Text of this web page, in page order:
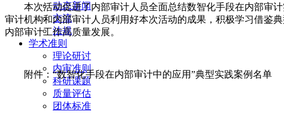
动态新闻
交流
法规
学术准则
理论研讨
内审准则
科研课题
质量评估
团体标准
本次活动促进了内部审计人员全面总结数智化手段在内部审
审计机构和内部审计人员利用好本次活动的成果，积极学习借鉴
内部审计工作高质量发展。
附件：“数智化手段在内部审计中的应用”典型实践案例名单